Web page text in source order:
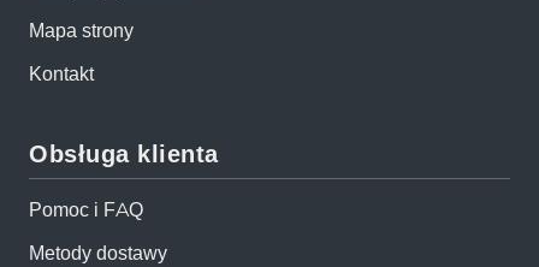
Mapa strony
Kontakt
Obsługa klienta
Pomoc i FAQ
Metody dostawy